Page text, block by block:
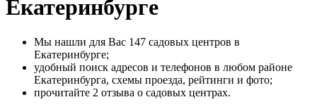
Екатеринбурге
Мы нашли для Вас 147 садовых центров в
Екатеринбурге;
удобный поиск адресов и телефонов в любом районе
Екатеринбурга, схемы проезда, рейтинги и фото;
прочитайте 2 отзыва о садовых центрах.